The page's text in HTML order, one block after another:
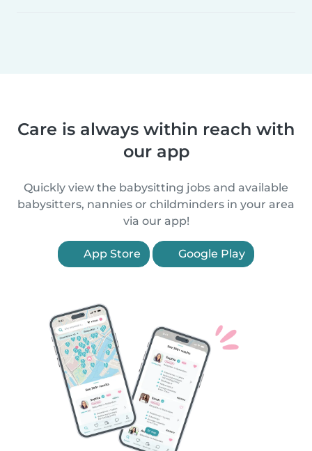
Care is always within reach with
our app
Quickly view the babysitting jobs and available
babysitters, nannies or childminders in your area
via our app!
App Store Google Play